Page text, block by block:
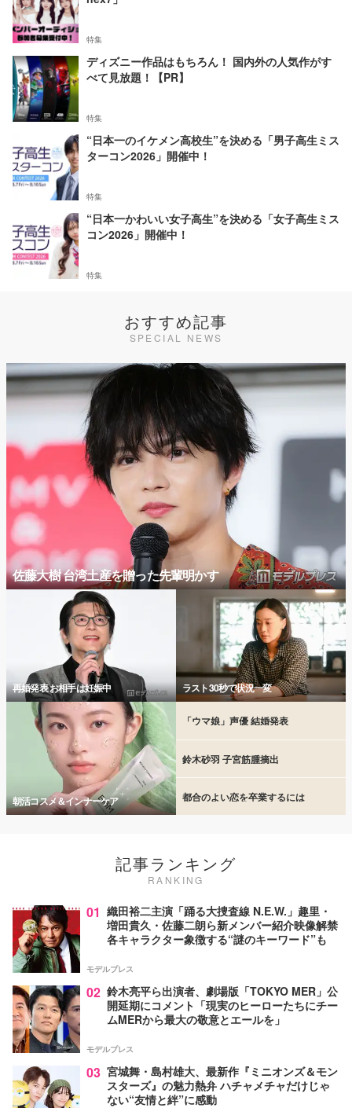
特集
ディズニー作品はもちろん！ 国内外の人気作がす
べて見放題！【PR】
特集
“日本一のイケメン高校生”を決める「男子高生ミス
ターコン2026」開催中！
特集
“日本一かわいい女子高生”を決める「女子高生ミス
コン2026」開催中！
特集
おすすめ記事
SPECIAL NEWS
佐藤大樹 台湾土産を贈った先輩明かす
再婚発表 お相手は妊娠中 ラスト30秒で状況一変
朝活コスメ＆インナーケア
「ウマ娘」声優 結婚発表
鈴木砂羽 子宮筋腫摘出
都合のよい恋を卒業するには
記事ランキング
RANKING
01 織田裕二主演「踊る大捜査線 N.E.W.」趣里・
増田貴久・佐藤二朗ら新メンバー紹介映像解禁
各キャラクター象徴する“謎のキーワード”も
モデルプレス
02 鈴木亮平ら出演者、劇場版「TOKYO MER」公
開延期にコメント「現実のヒーローたちにチー
ムMERから最大の敬意とエールを」
モデルプレス
03 宮城舞・島村雄大、最新作『ミニオンズ＆モン
スターズ』の魅力熱弁 ハチャメチャだけじゃ
ない“友情と絆”に感動